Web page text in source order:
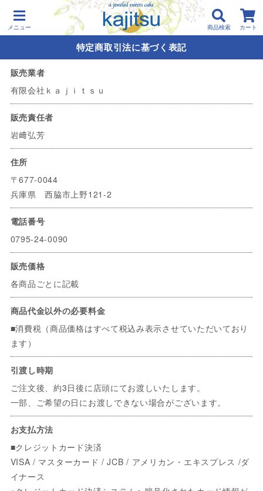
メニュー 商品検索 カート
特定商取引法に基づく表記
販売業者
有限会社ｋａｊｉｔｓｕ
販売責任者
岩﨑弘芳
住所
〒677-0044
兵庫県 西脇市上野121-2
電話番号
0795-24-0090
販売価格
各商品ごとに記載
商品代金以外の必要料金
■消費税（商品価格はすべて税込み表示させていただいており
ます）
引渡し時期
ご注文後、約3日後に店頭にてお渡しいたします。
一部、ご希望の日にお渡しできない場合がございます。
お支払方法
■クレジットカード決済
VISA / マスターカード / JCB / アメリカン・エキスプレス /ダ
イナース